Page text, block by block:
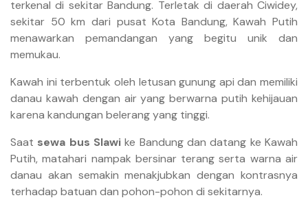
terkenal di sekitar Bandung. Terletak di daerah Ciwidey,
sekitar 50 km dari pusat Kota Bandung, Kawah Putih
menawarkan pemandangan yang begitu unik dan
memukau.
Kawah ini terbentuk oleh letusan gunung api dan memiliki
danau kawah dengan air yang berwarna putih kehijauan
karena kandungan belerang yang tinggi.
Saat sewa bus Slawi ke Bandung dan datang ke Kawah
Putih, matahari nampak bersinar terang serta warna air
danau akan semakin menakjubkan dengan kontrasnya
terhadap batuan dan pohon-pohon di sekitarnya.